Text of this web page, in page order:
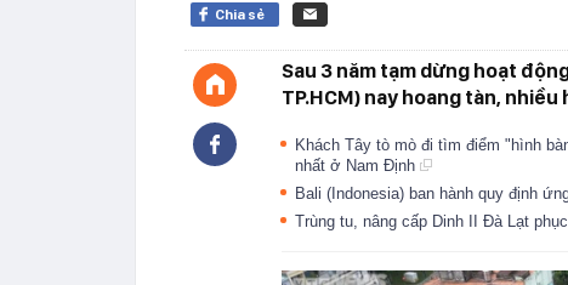
Chia sẻ
Sau 3 năm tạm dừng hoạt
TP.HCM) nay hoang tàn,
Khách Tây tò mò đi tìm điểm "hình
nhất ở Nam Định
Bali (Indonesia) ban hành quy định
Trùng tu, nâng cấp Dinh II Đà Lạt